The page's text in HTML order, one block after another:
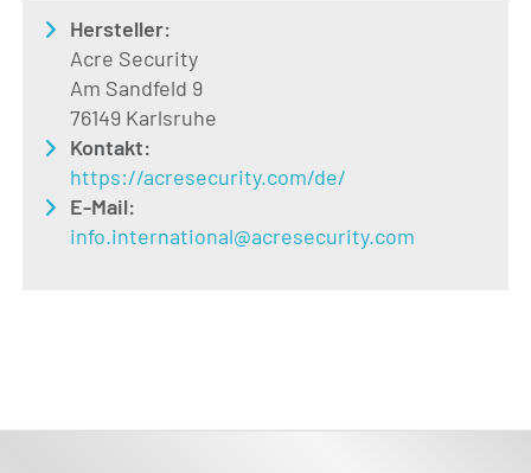
Hersteller:
Acre Security
Am Sandfeld 9
76149 Karlsruhe
Kontakt:
https://acresecurity.com/de/
E-Mail:
info.international@acresecurity.com